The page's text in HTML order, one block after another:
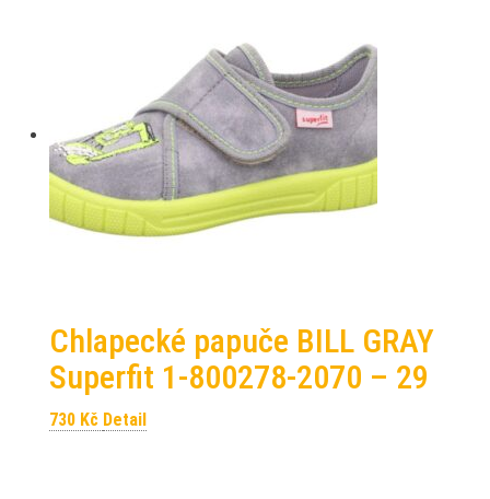
Chlapecké papuče BILL GRAY
Superfit 1-800278-2070 – 29
730 Kč Detail